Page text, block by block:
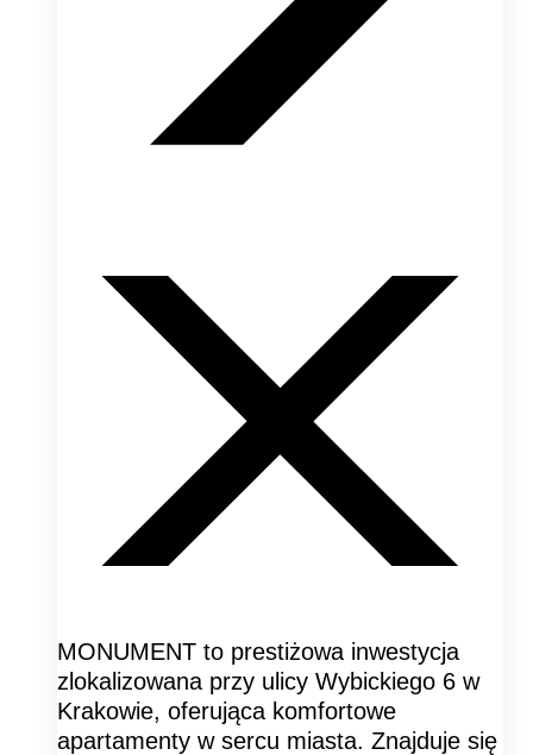
MONUMENT to prestiżowa inwestycja
zlokalizowana przy ulicy Wybickiego 6 w
Krakowie, oferująca komfortowe
apartamenty w sercu miasta. Znajduje się